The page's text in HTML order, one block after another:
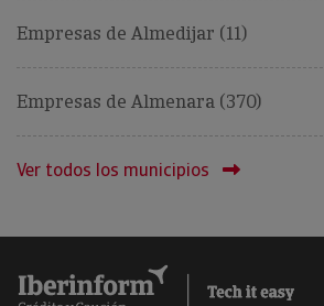
Empresas de Almedijar (11)
Empresas de Almenara (370)
Ver todos los municipios